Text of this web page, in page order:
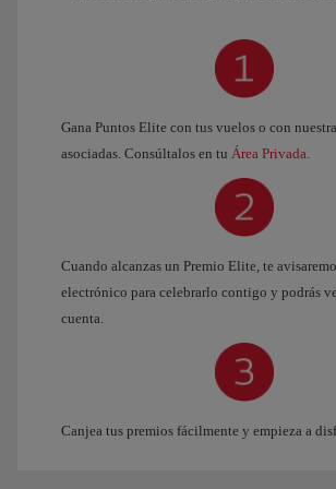
Gana Puntos Elite con tus vuelos o con
asociadas. Consúltalos en tu Área Privada
Cuando alcanzas un Premio Elite, te
electrónico para celebrarlo contigo y podrás
cuenta.
Canjea tus premios fácilmente y empieza a